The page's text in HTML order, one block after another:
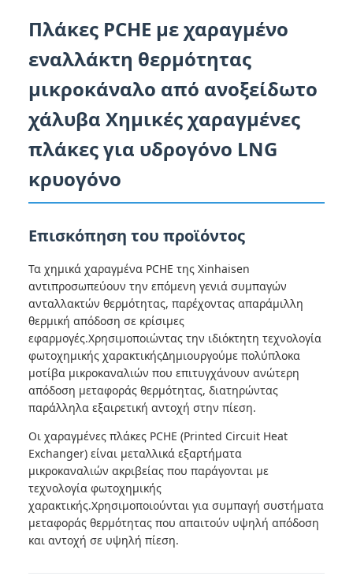
Πλάκες PCHE με χαραγμένο
εναλλάκτη θερμότητας
μικροκάναλο από ανοξείδωτο
χάλυβα Χημικές χαραγμένες
πλάκες για υδρογόνο LNG
κρυογόνο
Επισκόπηση του προϊόντος
Τα χημικά χαραγμένα PCHE της Xinhaisen
αντιπροσωπεύουν την επόμενη γενιά συμπαγών
ανταλλακτών θερμότητας, παρέχοντας απαράμιλλη
θερμική απόδοση σε κρίσιμες
εφαρμογές.Χρησιμοποιώντας την ιδιόκτητη τεχνολογία
φωτοχημικής χαρακτικήςΔημιουργούμε πολύπλοκα
μοτίβα μικροκαναλιών που επιτυγχάνουν ανώτερη
απόδοση μεταφοράς θερμότητας, διατηρώντας
παράλληλα εξαιρετική αντοχή στην πίεση.
Οι χαραγμένες πλάκες PCHE (Printed Circuit Heat
Exchanger) είναι μεταλλικά εξαρτήματα
μικροκαναλιών ακριβείας που παράγονται με
τεχνολογία φωτοχημικής
χαρακτικής.Χρησιμοποιούνται για συμπαγή συστήματα
μεταφοράς θερμότητας που απαιτούν υψηλή απόδοση
και αντοχή σε υψηλή πίεση.